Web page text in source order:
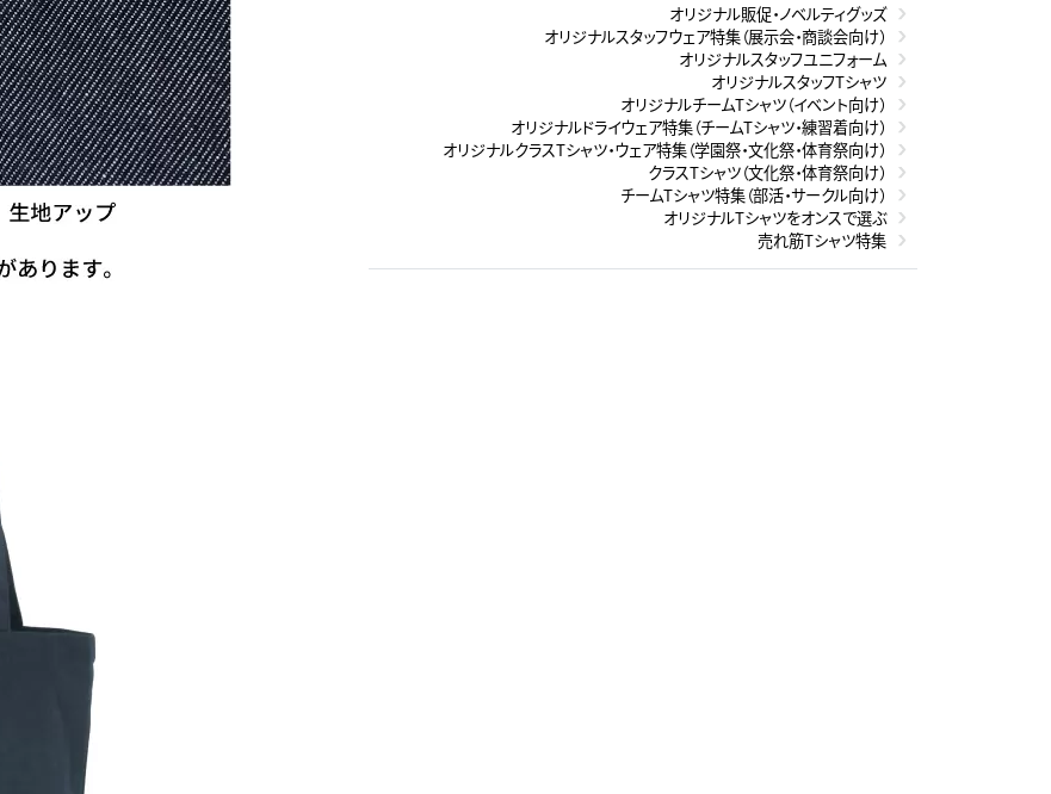
オリジナル販促・ノベルティグッズ
オリジナルスタッフウェア特集（展示会・商談会向け）
オリジナルスタッフユニフォーム
オリジナルスタッフTシャツ
オリジナルチームTシャツ（イベント向け）
オリジナルドライウェア特集（チームTシャツ・練習着向け）
オリジナルクラスTシャツ・ウェア特集（学園祭・文化祭・体育祭向け）
クラスTシャツ（文化祭・体育祭向け）
チームTシャツ特集（部活・サークル向け）
オリジナルTシャツをオンスで選ぶ
売れ筋Tシャツ特集